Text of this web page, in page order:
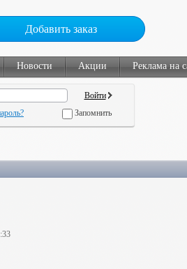
Добавить заказ
Новости Акции Реклама на
Запомнить